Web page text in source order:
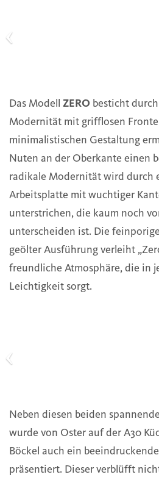
Das Modell ZERO besticht
Modernität mit grifflosen
minimalistischen Gestaltung
Nuten an der Oberkante einen
radikale Modernität wird durch
Arbeitsplatte mit wuchtiger
unterstrichen, die kaum noch
unterscheiden ist. Die
geölter Ausführung verleiht
freundliche Atmosphäre, die in
Leichtigkeit sorgt.
Neben diesen beiden
wurde von Oster auf der A30
Böckel auch ein
präsentiert. Dieser verblüfft